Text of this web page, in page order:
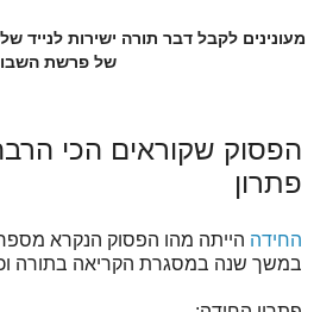
מעונינים לקבל דבר תורה ישירות לנייד
של פרשת
הפסוק שקוראים הכי
פתרון
החידה הייתה מהו הפסוק הנקרא
במשך שנה במסגרת הקריאה בתורה